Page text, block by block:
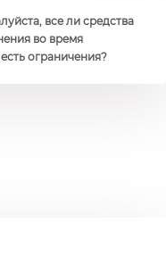
все ли средства
во время
ограничения?